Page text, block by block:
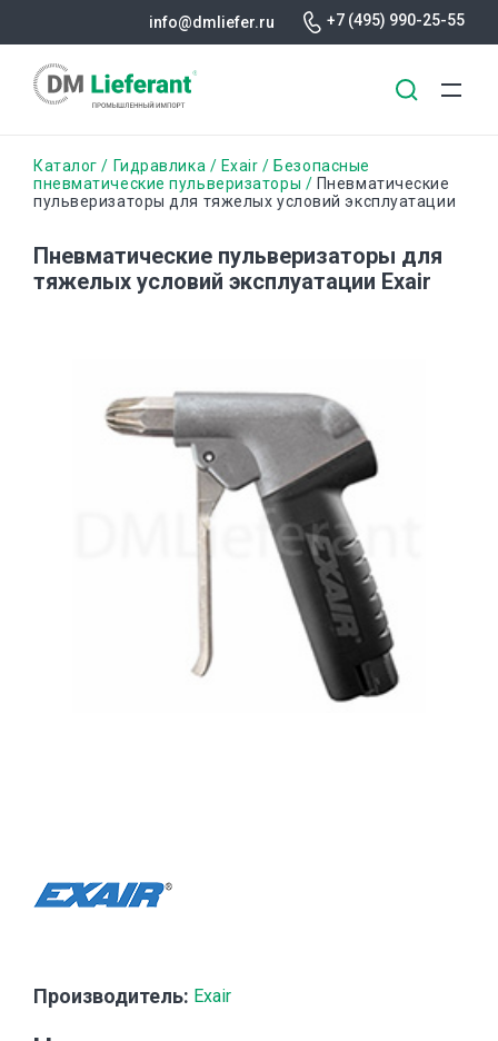
основному
info@dmliefer.ru +7 (495) 990-25-55
Строка
навигации
Каталог Гидравлика Exair
Безопасные
пневматические пульверизаторы
Пневматические
пульверизаторы для тяжелых условий эксплуатации
Пневматические пульверизаторы для
тяжелых условий эксплуатации Exair
Производитель: Exair